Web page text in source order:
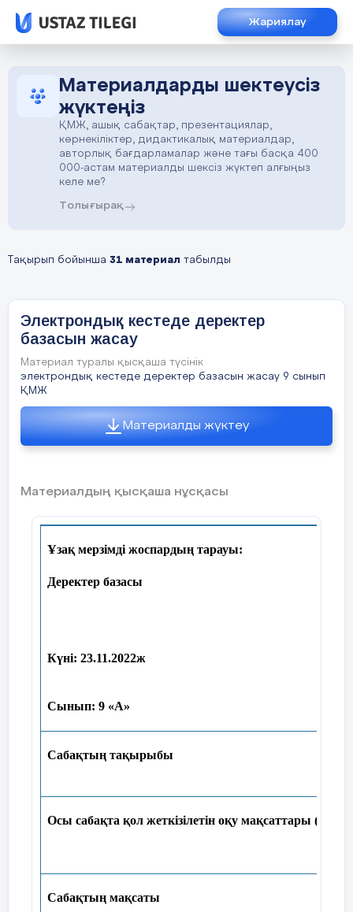
Жариялау
Материалдарды шектеусіз
жүктеңіз
ҚМЖ, ашық сабақтар, презентациялар,
көрнекіліктер, дидактикалық материалдар,
авторлық бағдарламалар және тағы басқа 400
000-астам материалды шексіз жүктеп алғыңыз
келе ме?
Толығырақ
Тақырып бойынша 31 материал табылды
Электрондық кестеде деректер
базасын жасау
Материал туралы қысқаша түсінік
электрондық кестеде деректер базасын жасау 9 сынып
ҚМЖ
Материалды жүктеу
Материалдың қысқаша нұсқасы
Ұзақ мерзімді жоспардың тарауы:
Деректер базасы
Күні: 23.11.2022ж
Сынып: 9 «А»
Сабақтың тақырыбы
Осы сабақта қол жеткізілетін оқу мақсаттары (оқу
Сабақтың мақсаты